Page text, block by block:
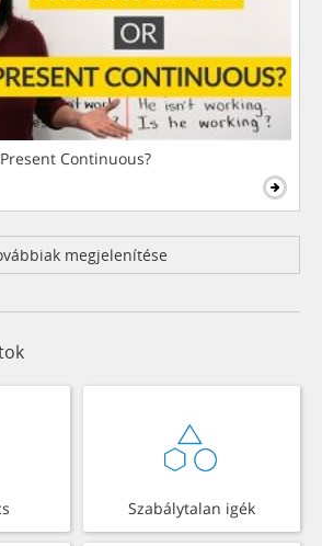
Continuous?
megjelenítése
Szabálytalan igék